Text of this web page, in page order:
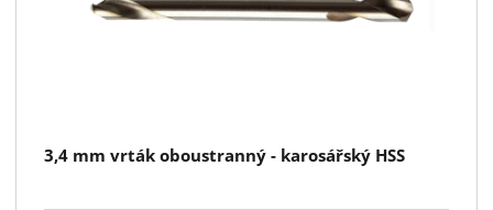
3,4 mm vrták oboustranný - karosářský HSS